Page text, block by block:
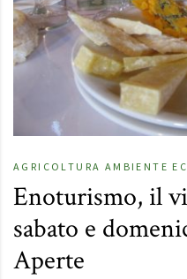
AGRICOLTURA AMBIENTE
Enoturismo, il
sabato e
Aperte